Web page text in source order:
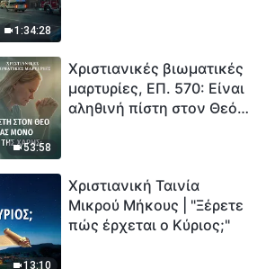
1:34:28
εξαφάνισης». Οι
καταστροφές χτυπούν.
Ξεκινά η αντίστροφη
53:58
Χριστιανικές βιωματικές
μαρτυρίες, ΕΠ. 570: Είναι
αληθινή πίστη στον Θεό
13:10
Χριστιανική Ταινία
Μικρού Μήκους | "Ξέρετε
πώς έρχεται ο Κύριος;"